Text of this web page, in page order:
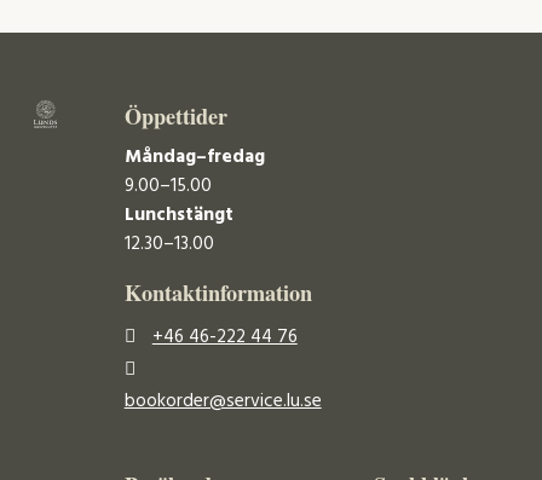
Öppettider
Måndag–fredag
9.00–15.00
Lunchstängt
12.30–13.00
Kontaktinformation
+46 46-222 44 76
bookorder@service.lu.se